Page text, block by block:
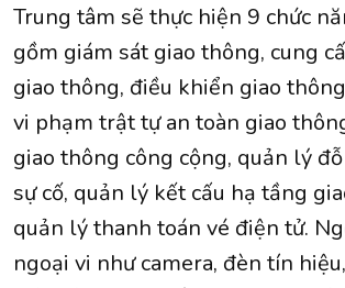
Trung tâm sẽ thực hiện 9 chức
gồm giám sát giao thông, cung
giao thông, điều khiển giao
vi phạm trật tự an toàn giao
giao thông công cộng, quản lý
sự cố, quản lý kết cấu hạ tầng
quản lý thanh toán vé điện tử.
ngoại vi như camera, đèn tín